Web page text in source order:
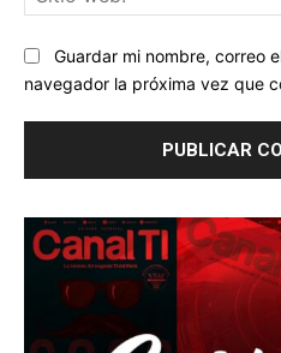
Guardar mi nombre, correo
navegador la próxima vez que